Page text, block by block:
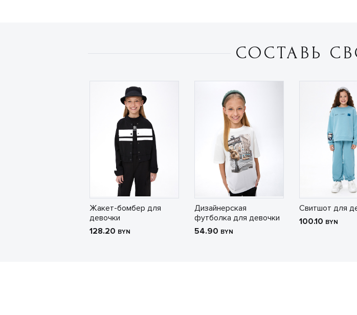
СОСТАВЬ
Жакет-бомбер для
девочки
128.20 BYN
Дизайнерская
футболка для девочки
54.90 BYN
Свитшот для
100.10 BYN